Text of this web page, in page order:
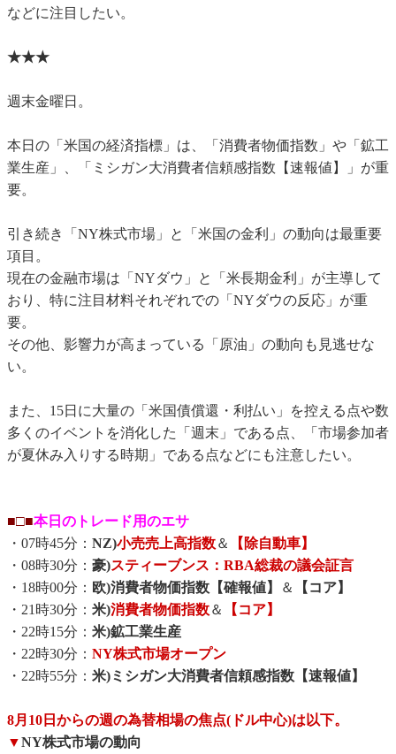
などに注目したい。
★★★
週末金曜日。
本日の「米国の経済指標」は、「消費者物価指数」や「鉱工
業生産」、「ミシガン大消費者信頼感指数【速報値】」が重
要。
引き続き「NY株式市場」と「米国の金利」の動向は最重要
項目。
現在の金融市場は「NYダウ」と「米長期金利」が主導して
おり、特に注目材料それぞれでの「NYダウの反応」が重
要。
その他、影響力が高まっている「原油」の動向も見逃せな
い。
また、15日に大量の「米国債償還・利払い」を控える点や数
多くのイベントを消化した「週末」である点、「市場参加者
が夏休み入りする時期」である点などにも注意したい。
■□■本日のトレード用のエサ
・07時45分： NZ)小売売上高指数＆
【除自動車】
・08時30分： 豪)スティーブンス：RBA総裁の議会証言
・18時00分： 欧)消費者物価指数【確報値】 ＆
【コア】
・21時30分： 米)消費者物価指数＆
【コア】
・22時15分： 米)鉱工業生産
・22時30分： NY株式市場オープン
・22時55分： 米)ミシガン大消費者信頼感指数【速報値】
8月10日からの週の為替相場の焦点(ドル中心)は以下。
▼NY株式市場の動向